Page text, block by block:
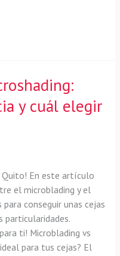
y cuál elegir
Quito! En este artículo
el microblading y el
conseguir unas cejas
particularidades.
ti! Microblading vs
para tus cejas? El